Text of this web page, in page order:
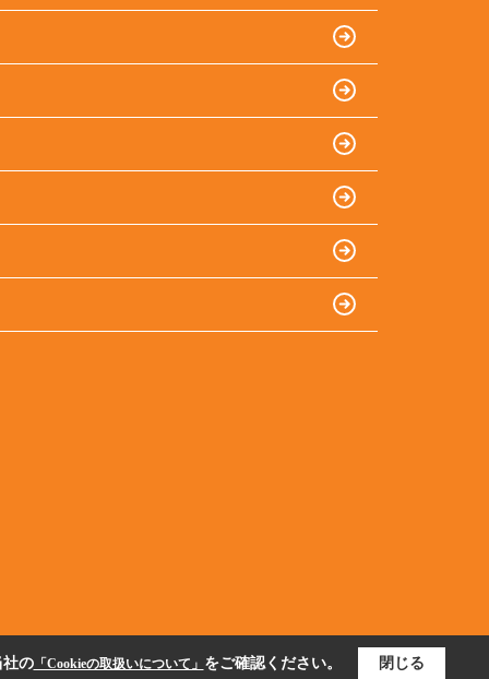
の「Cookieの取扱いについて」 をご確認ください。 閉じる